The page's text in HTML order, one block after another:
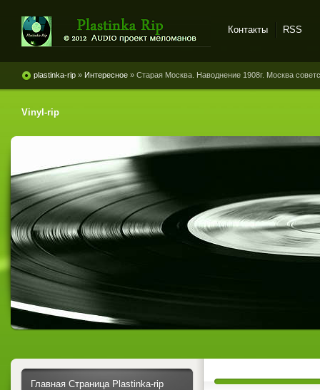
винила и магнитоальбомов
Контакты RSS
plastinka-rip » Интересное » Старая Москва. Наводнение 1908г. Москва
Vinyl-rip
Главная Страница Plastinka-rip